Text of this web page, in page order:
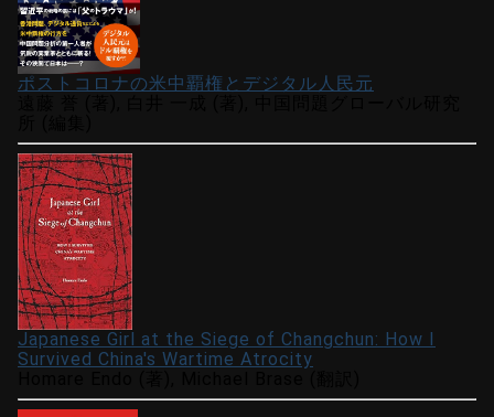
ポストコロナの米中覇権とデジタル人民元
Japanese Girl at the Siege of Changchun: How I
Survived China's Wartime Atrocity